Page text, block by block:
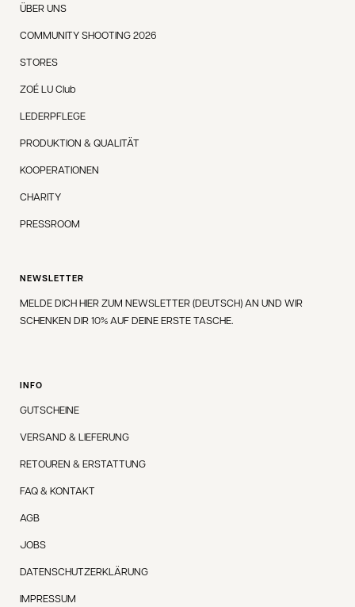
ÜBER UNS
COMMUNITY SHOOTING 2026
STORES
ZOÉ LU Club
LEDERPFLEGE
PRODUKTION & QUALITÄT
KOOPERATIONEN
CHARITY
PRESSROOM
NEWSLETTER
MELDE DICH HIER ZUM NEWSLETTER (DEUTSCH) AN UND WIR
SCHENKEN DIR 10% AUF DEINE ERSTE TASCHE.
INFO
GUTSCHEINE
VERSAND & LIEFERUNG
RETOUREN & ERSTATTUNG
FAQ & KONTAKT
AGB
JOBS
DATENSCHUTZERKLÄRUNG
IMPRESSUM